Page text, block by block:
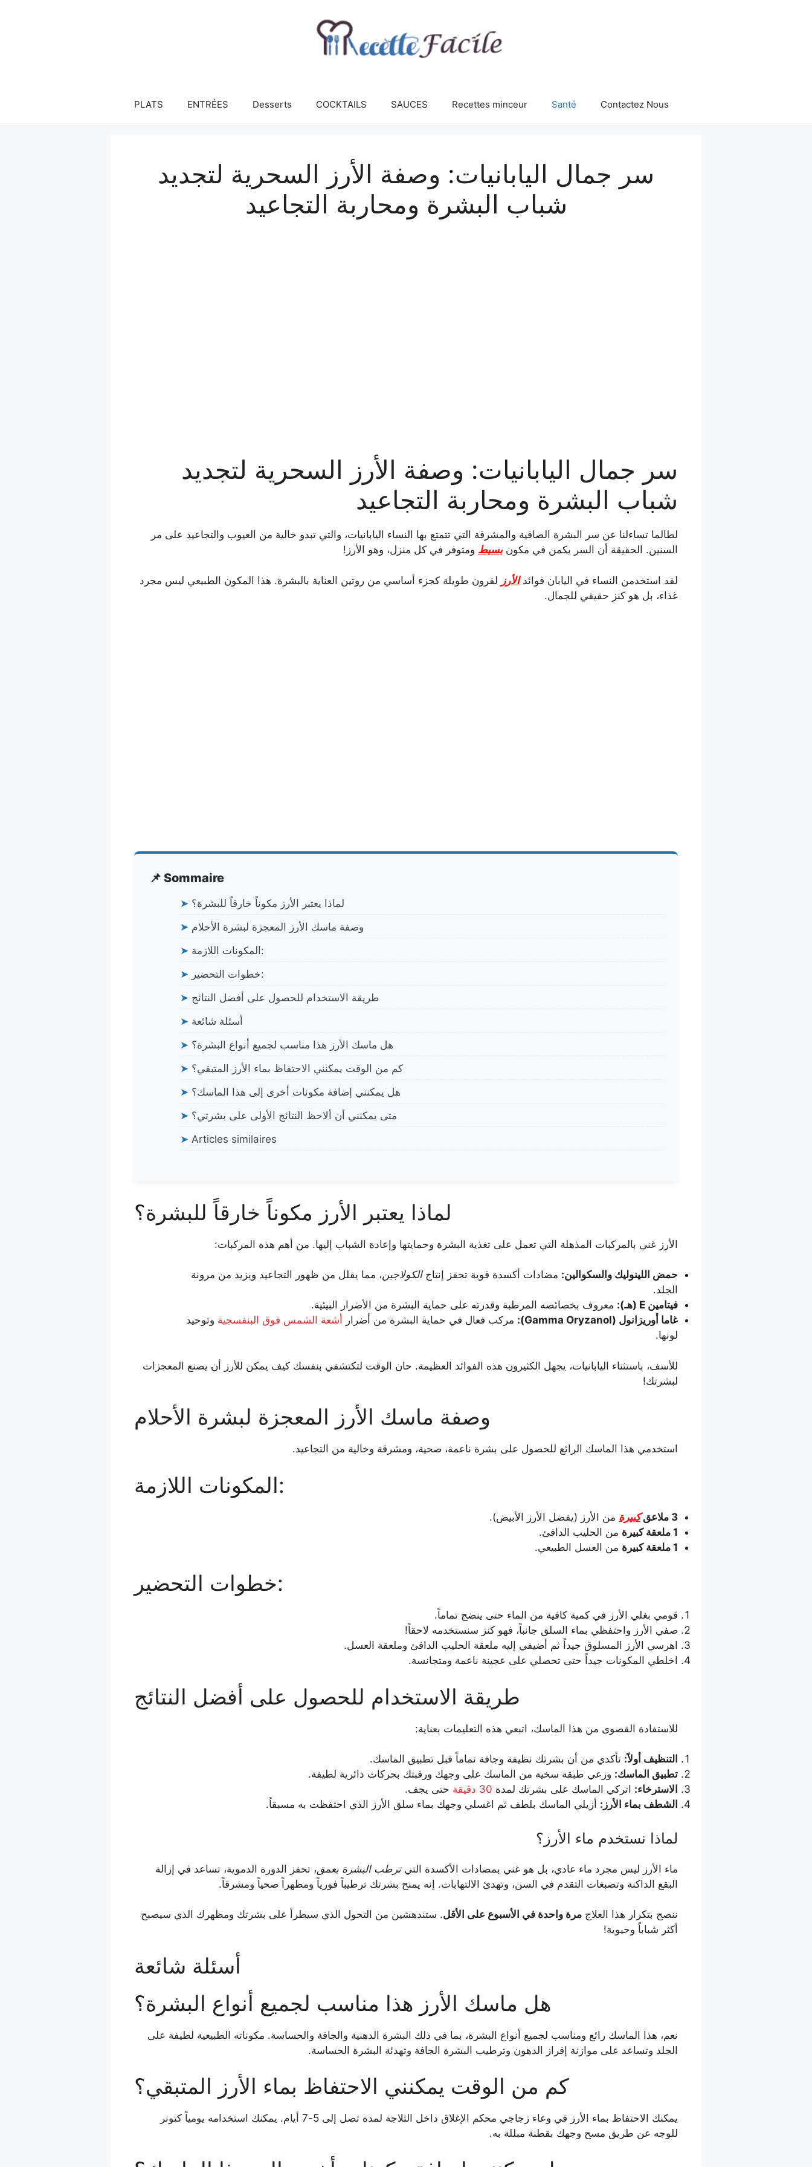
PLATS ENTRÉES Desserts COCKTAILS SAUCES Recettes minceur Santé Contactez Nous
سر جمال اليابانيات: وصفة الأرز السحرية لتجديد
شباب البشرة ومحاربة التجاعيد
سر جمال اليابانيات: وصفة الأرز السحرية لتجديد
شباب البشرة ومحاربة التجاعيد
لطالما تساءلنا عن سر البشرة الصافية والمشرقة التي تتمتع بها النساء اليابانيات، والتي تبدو خالية من العيوب والتجاعيد على مر
السنين. الحقيقة أن السر يكمن في مكونبسيط ومتوفر في كل منزل، وهو الأرز!
لقد استخدمن النساء في اليابان فوائدالأرز لقرون طويلة كجزء أساسي من روتين العناية بالبشرة. هذا المكون الطبيعي ليس مجرد
غذاء، بل هو كنز حقيقي للجمال.
📌 Sommaire
➤ لماذا يعتبر الأرز مكوناً خارقاً للبشرة؟
➤ وصفة ماسك الأرز المعجزة لبشرة الأحلام
➤
المكونات اللازمة:
➤
خطوات التحضير:
➤ طريقة الاستخدام للحصول على أفضل النتائج
➤ أسئلة شائعة
➤ هل ماسك الأرز هذا مناسب لجميع أنواع البشرة؟
➤ كم من الوقت يمكنني الاحتفاظ بماء الأرز المتبقي؟
➤ هل يمكنني إضافة مكونات أخرى إلى هذا الماسك؟
➤ متى يمكنني أن ألاحظ النتائج الأولى على بشرتي؟
➤ Articles similaires
لماذا يعتبر الأرز مكوناً خارقاً للبشرة؟
الأرز غني بالمركبات المذهلة التي تعمل على تغذية البشرة وحمايتها وإعادة الشباب إليها. من أهم هذه المركبات:
حمض اللينوليك والسكوالين: مضادات أكسدة قوية تحفز إنتاجالكولاجين، مما يقلل من ظهور التجاعيد ويزيد من مرونة
الجلد.
فيتامين E (هـ):
معروف بخصائصه المرطبة وقدرته على حماية البشرة من الأضرار البيئية.
غاما أوريزانول (Gamma Oryzanol):
مركب فعال في حماية البشرة من أضرار أشعة الشمس فوق البنفسجية وتوحيد
لونها.
للأسف، باستثناء اليابانيات، يجهل الكثيرون هذه الفوائد العظيمة. حان الوقت لتكتشفي بنفسك كيف يمكن للأرز أن يصنع المعجزات
لبشرتك!
وصفة ماسك الأرز المعجزة لبشرة الأحلام
استخدمي هذا الماسك الرائع للحصول على بشرة ناعمة، صحية، ومشرقة وخالية من التجاعيد.
المكونات اللازمة:
3 ملاعق كبيرة من الأرز (يفضل الأرز الأبيض).
1 ملعقة كبيرة
من الحليب الدافئ.
1 ملعقة كبيرة
من العسل الطبيعي.
خطوات التحضير:
قومي بغلي الأرز في كمية كافية من الماء حتى ينضج تماماً.
صفي الأرز واحتفظي بماء السلق جانباً، فهو كنز سنستخدمه لاحقاً!
اهرسي الأرز المسلوق جيداً ثم أضيفي إليه ملعقة الحليب الدافئ وملعقة العسل.
اخلطي المكونات جيداً حتى تحصلي على عجينة ناعمة ومتجانسة.
طريقة الاستخدام للحصول على أفضل النتائج
للاستفادة القصوى من هذا الماسك، اتبعي هذه التعليمات بعناية:
التنظيف أولاً: تأكدي من أن بشرتك نظيفة وجافة تماماً قبل تطبيق الماسك.
تطبيق الماسك: وزعي طبقة سخية من الماسك على وجهك ورقبتك بحركات دائرية لطيفة.
الاسترخاء: اتركي الماسك على بشرتك لمدة 30 دقيقة
حتى يجف.
الشطف بماء الأرز: أزيلي الماسك بلطف ثم اغسلي وجهك بماء سلق الأرز الذي احتفظت به مسبقاً.
لماذا نستخدم ماء الأرز؟
ماء الأرز ليس مجرد ماء عادي، بل هو غني بمضادات الأكسدة التيترطب البشرة بعمق، تحفز الدورة الدموية، تساعد في إزالة
البقع الداكنة وتصبغات التقدم في السن، وتهدئ الالتهابات. إنه يمنح بشرتك ترطيباً فورياً ومظهراً صحياً ومشرقاً.
ننصح بتكرار هذا العلاج مرة واحدة في الأسبوع على الأقل. ستندهشين من التحول الذي سيطرأ على بشرتك ومظهرك الذي سيصبح
أكثر شباباً وحيوية!
أسئلة شائعة
هل ماسك الأرز هذا مناسب لجميع أنواع البشرة؟
نعم، هذا الماسك رائع ومناسب لجميع أنواع البشرة، بما في ذلك البشرة الدهنية والجافة والحساسة. مكوناته الطبيعية لطيفة على
الجلد وتساعد على موازنة إفراز الدهون وترطيب البشرة الجافة وتهدئة البشرة الحساسة.
كم من الوقت يمكنني الاحتفاظ بماء الأرز المتبقي؟
يمكنك الاحتفاظ بماء الأرز في وعاء زجاجي محكم الإغلاق داخل الثلاجة لمدة تصل إلى 5-7 أيام. يمكنك استخدامه يومياً كتونر
للوجه عن طريق مسح وجهك بقطنة مبللة به.